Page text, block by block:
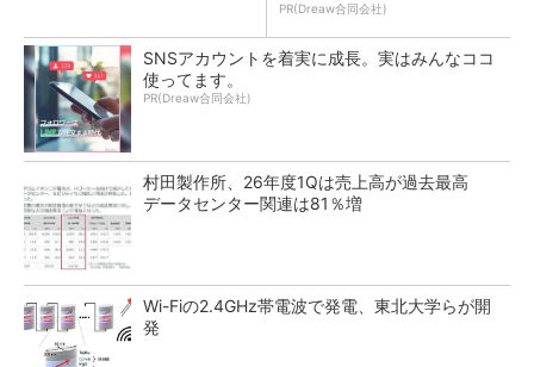
PR(Dreaw合同会社)
SNSアカウントを着実に成長。実はみんなココ
使ってます。
PR(Dreaw合同会社)
村田製作所、26年度1Qは売上高が過去最高
データセンター関連は81％増
Wi-Fiの2.4GHz帯電波で発電、東北大学らが開
発